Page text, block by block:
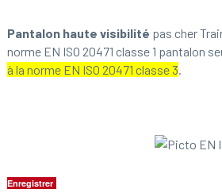
Pantalon haute visibilité pas cher
norme EN ISO 20471 classe 1 pantalon
à la norme EN ISO 20471 classe 3.
Enregistrer